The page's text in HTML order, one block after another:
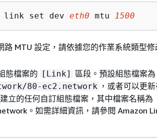
link set dev eth0 mtu 1500
路 MTU 設定，請依據您的作業系統類型修
態檔案的 [Link] 區段。預設組態檔案為
80-ec2.network ，或者可以更
的任何自訂組態檔案，其中檔案名稱為
。如需詳細資訊，請參閱 Amazon